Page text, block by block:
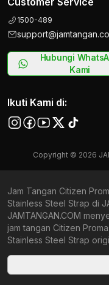
1500-489
Hubungi
Kami
Ikuti Kami di:
Copyright © 2026
Jam Tangan Citizen
Stainless Steel Strap di
JAMTANGAN.COM
jam tangan Citizen
Stainless Steel Strap
JAMTANGAN.COM